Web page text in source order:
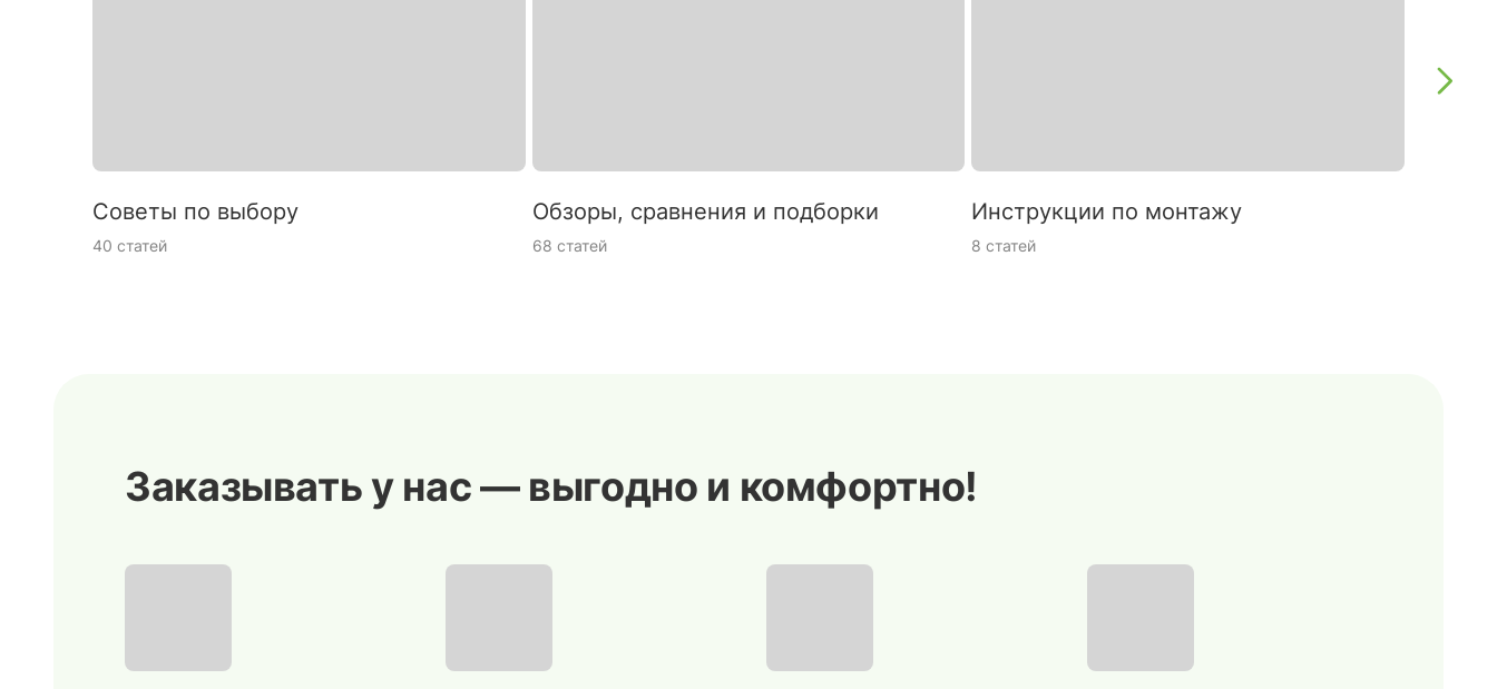
Советы по выбору
40 статей
Обзоры, сравнения и подборки
68 статей
Инструкции по монтажу
8 статей
Заказывать у нас — выгодно и комфортно!